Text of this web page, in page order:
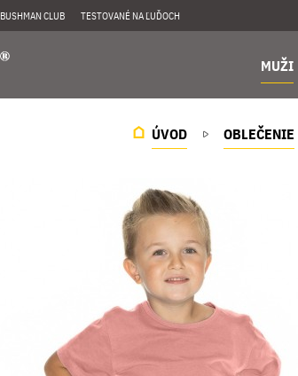
BUSHMAN CLUB TESTOVANÉ NA ĽUĎOCH
MUŽI
ÚVOD OBLEČENIE